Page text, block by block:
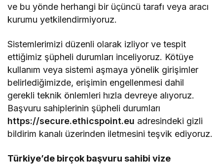
ve bu yönde herhangi bir üçüncü tarafı veya aracı
kurumu yetkilendirmiyoruz.
Sistemlerimizi düzenli olarak izliyor ve tespit
ettiğimiz şüpheli durumları inceliyoruz. Kötüye
kullanım veya sistemi aşmaya yönelik girişimler
belirlediğimizde, erişimin engellenmesi dahil
gerekli teknik önlemleri hızla devreye alıyoruz.
Başvuru sahiplerinin şüpheli durumları
https://secure.ethicspoint.eu adresindeki gizli
bildirim kanalı üzerinden iletmesini teşvik ediyoruz.
Türkiye’de birçok başvuru sahibi vize